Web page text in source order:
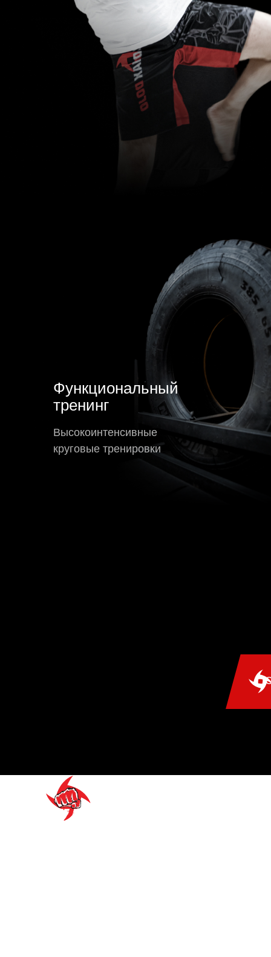
Функциональный
тренинг
Высокоинтенсивные
круговые тренировки
Сайт разработала Молния